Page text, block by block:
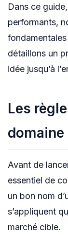
Dans ce
performants,
détaillons un
idée jusqu’à
Les
domaine
Avant de
essentiel de
un bon nom
s’appliquent
marché cible.